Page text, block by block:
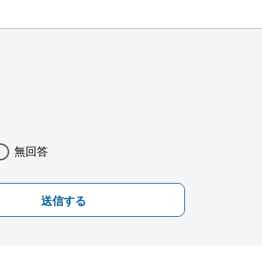
無回答
送信する